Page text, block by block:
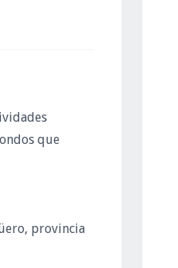
que
provincia